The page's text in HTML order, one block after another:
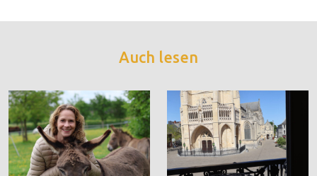
Auch lesen